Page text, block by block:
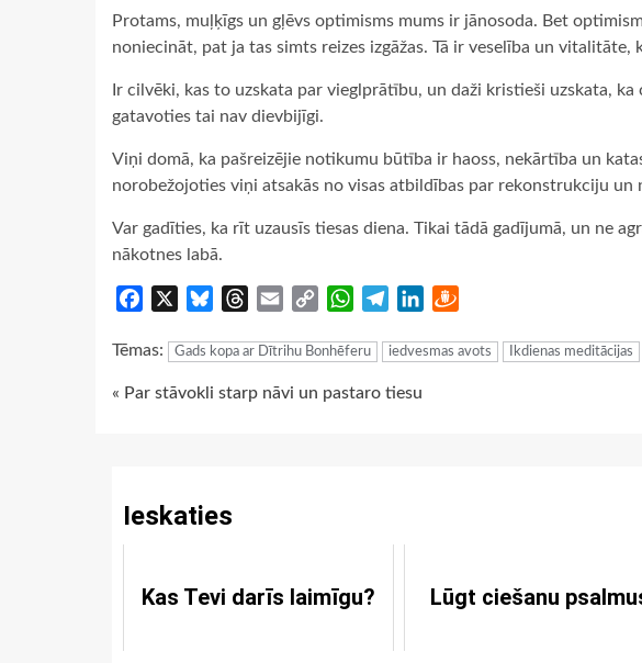
Protams, muļķīgs un gļēvs optimisms mums ir jānosoda. Bet
noniecināt, pat ja tas simts reizes izgāžas. Tā ir veselība un
Ir cilvēki, kas to uzskata par vieglprātību, un daži kristieši uzskata,
gatavoties tai nav dievbijīgi.
Viņi domā, ka pašreizējie notikumu būtība ir haoss, nekārtība un
norobežojoties viņi atsakās no visas atbildības par rekonstrukciju un
Var gadīties, ka rīt uzausīs tiesas diena. Tikai tādā gadījumā, un ne
nākotnes labā.
Facebook BlueskyThreads
Email
Copy
WhatsApp
TelegramLinkedIn
Tēmas: Gads kopa ar Dītrihu Bonhēferu iedvesmas avots Ikdienas meditācijas
Continue
« Par stāvokli starp nāvi un pastaro tiesu
Ieskaties
Kas Tevi darīs laimīgu? Lūgt ciešanu